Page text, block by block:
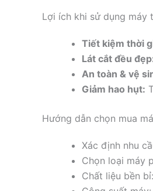
Lợi ích khi sử dụng máy
Tiết kiệm thời
Lát cắt đều
An toàn & vệ
Giảm hao hụt:
Hướng dẫn chọn mua
Xác định nhu
Chọn loại máy
Chất liệu bền